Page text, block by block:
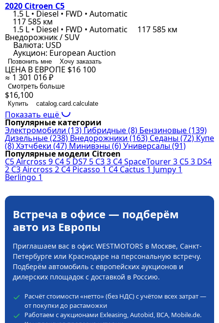
2020 Citroen C5
1.5 L • Diesel • FWD • Automatic
117 585 км
1.5 L • Diesel • FWD • Automatic 117 585 км
Внедорожник / SUV
Валюта: USD
Аукцион: European Auction
Позвонить мне Хочу заказать
ЦЕНА В ЕВРОПЕ $16 100
≈ 1 301 016 ₽
Смотреть больше
$16,100
Купить catalog.card.calculate
Показать ещё
Популярные категории
Электромобили (13) Гибридные(8) Бензиновые(139)
Дизельные(238) Внедорожники (163) Седаны(72) Купе
(8)Хэтчбеки (47) Минивэны(6)Универсалы(91)
Популярные модели Citroen
C5 Aircross 9 C4 5 DS7 5 C33 C4 SpaceTourer3 C53 DS4
2 C3 Aircross 2 C4 Picasso 1 C4 Cactus 1 Jumpy 1
Berlingo 1
Встреча в офисе — подберём
авто из Европы
Приглашаем вас в офис WESTMOTORS в Москве, Санкт-
Петербурге или Краснодаре на персональную встречу.
Подберём автомобиль с европейских аукционов и
дилерских площадок с доставкой в Россию.
Расчёт стоимости «нетто» (без НДС) с учётом всех затрат —
от покупки до растаможки
Работаем с аукционами Exleasing, Autobid, BCA, Mobile.de.